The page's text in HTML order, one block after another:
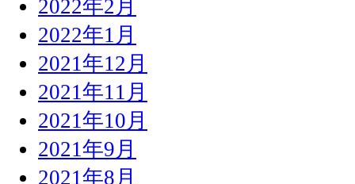
2022年2月
2022年1月
2021年12月
2021年11月
2021年10月
2021年9月
2021年8月